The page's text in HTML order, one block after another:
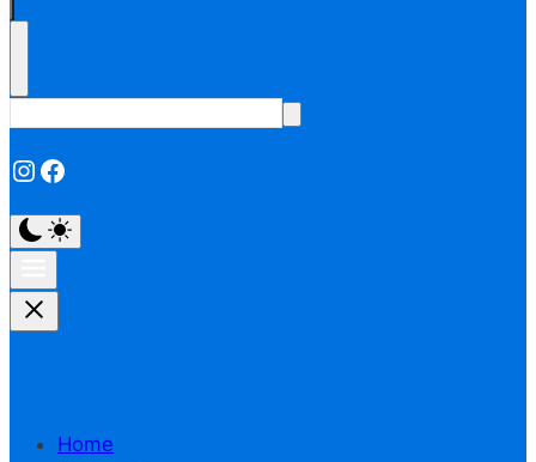
Instagram
Facebook
Home